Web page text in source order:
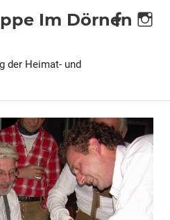
Im Dörnen
der Heimat- und